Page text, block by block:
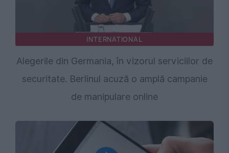
INTERNATIONAL
Alegerile din Germania, în vizorul serviciilor de
securitate. Berlinul acuză o amplă campanie
de manipulare online